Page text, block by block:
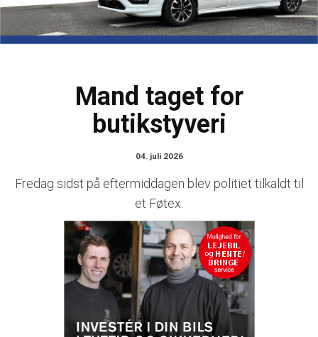
Mand taget for
butikstyveri
04. juli 2026
Fredag sidst på eftermiddagen blev politiet tilkaldt til
et Føtex.